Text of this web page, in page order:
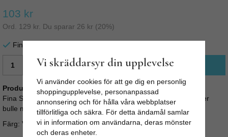
103 kr
Ord. 129 kr . Du sparar 26 kr (20%)
Finns i lager för omgående leverans
LÄGG I VARUKORG
Produktbeskrivning:
Fina Scrunchies i set om 3. Perfekt att sätta upp håret i tofs eller
bulle med. Elastiska hårband i gör de lätta att hantera.
Färg: Vit, rosa etc
Vi skräddarsyr din upplevelse
Vi använder cookies för att ge dig en personlig
shoppingupplevelse, personanpassad
annonsering och för hålla våra webbplatser
tillförlitliga och säkra. För detta ändamål samlar
vi in information om användarna, deras mönster
och deras enheter.